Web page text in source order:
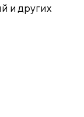
и других